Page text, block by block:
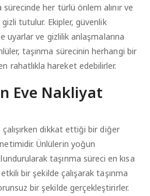
her türlü önlem alınır ve
tutulur. Ekipler, güvenlik
uyarlar ve gizlilik anlaşmalarına
taşınma sürecinin herhangi bir
rahatlıkla hareket edebilirler.
Eve Nakliyat
çalışırken dikkat ettiği bir diğer
Ünlülerin yoğun
taşınma süreci en kısa
bir şekilde çalışarak taşınma
bir şekilde gerçekleştirirler.